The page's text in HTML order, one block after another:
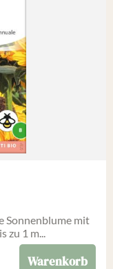
Sonnenblume mit
zu 1 m...
Warenkorb